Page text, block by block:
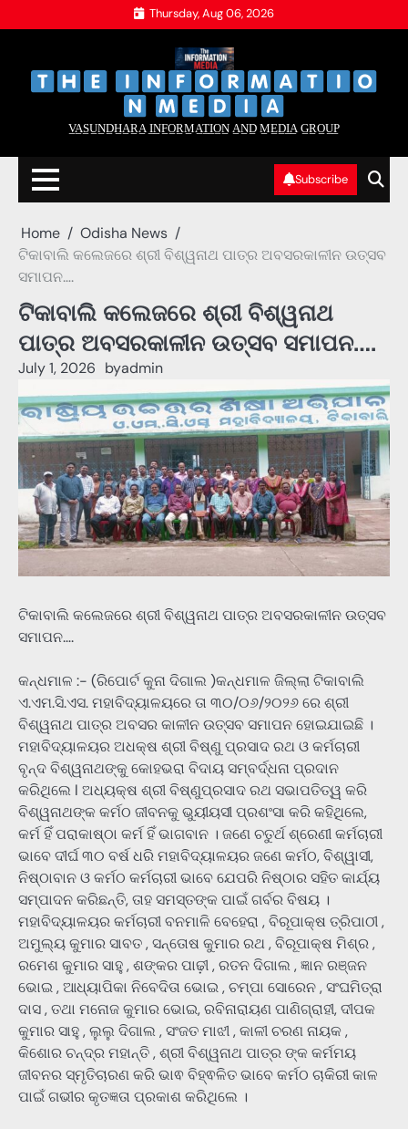
to
Thursday, Aug 06, 2026
V̲A̲S̲U̲N̲D̲H̲A̲R̲A̲ I̲N̲F̲O̲R̲M̲A̲T̲I̲O̲N̲ A̲N̲D̲ M̲E̲D̲I̲A̲ G̲R̲O̲U̲P̲
Subscribe
Home
Odisha News
ଟିକାବାଲି କଲେଜରେ ଶ୍ରୀ ବିଶ୍ୱନାଥ ପାତ୍ର ଅବସରକାଳୀନ ଉତ୍ସବ
ସମାପନ….
ଟିକାବାଲି କଲେଜରେ ଶ୍ରୀ ବିଶ୍ୱନାଥ
ପାତ୍ର ଅବସରକାଳୀନ ଉତ୍ସବ ସମାପନ….
July 1, 2026 byadmin
ଟିକାବାଲି କଲେଜରେ ଶ୍ରୀ ବିଶ୍ୱନାଥ ପାତ୍ର ଅବସରକାଳୀନ ଉତ୍ସବ
ସମାପନ….
କନ୍ଧମାଳ :- (ରିପୋର୍ଟ କୁନା ଦିଗାଲ )କନ୍ଧମାଳ ଜିଲ୍ଲା ଟିକାବାଲି
ଏ.ଏମ.ସି.ଏସ. ମହାବିଦ୍ୟାଳୟରେ ତା ୩୦/୦୬/୨୦୨୬ ରେ ଶ୍ରୀ
ବିଶ୍ୱନାଥ ପାତ୍ର ଅବସର କାଳୀନ ଉତ୍ସବ ସମାପନ ହୋଇଯାଇଛି ।
ମହାବିଦ୍ୟାଳୟର ଅଧକ୍ଷ ଶ୍ରୀ ବିଷ୍ଣୁ ପ୍ରସାଦ ରଥ ଓ କର୍ମଚାରୀ
ବୃନ୍ଦ ବିଶ୍ୱନାଥଙ୍କୁ କୋହଭରା ବିଦାୟ ସମ୍ବର୍ଦ୍ଧନା ପ୍ରଦାନ
କରିଥିଲେ l ଅଧ୍ୟକ୍ଷ ଶ୍ରୀ ବିଷ୍ଣୁପ୍ରସାଦ ରଥ ସଭାପତିତ୍ୱ କରି
ବିଶ୍ୱନାଥଙ୍କ କର୍ମଠ ଜୀବନକୁ ଭୁୟୀୟସୀ ପ୍ରଶଂସା କରି କହିଥିଲେ,
କର୍ମ ହିଁ ପରାକାଷ୍ଠା କର୍ମ ହିଁ ଭାଗବାନ । ଜଣେ ଚତୁର୍ଥ ଶ୍ରେଣୀ କର୍ମଚାରୀ
ଭାବେ ଦୀର୍ଘ ୩୦ ବର୍ଷ ଧରି ମହାବିଦ୍ୟାଳୟର ଜଣେ କର୍ମଠ, ବିଶ୍ୱାସୀ,
ନିଷ୍ଠାବାନ ଓ କର୍ମଠ କର୍ମଚାରୀ ଭାବେ ଯେପରି ନିଷ୍ଠାର ସହିତ କାର୍ଯ୍ୟ
ସମ୍ପାଦନ କରିଛନ୍ତି, ତାହ ସମସ୍ତଙ୍କ ପାଇଁ ଗର୍ବର ବିଷୟ ।
ମହାବିଦ୍ୟାଳୟର କର୍ମଚାରୀ ବନମାଳି ବେହେରା , ବିରୂପାକ୍ଷ ତ୍ରିପାଠୀ ,
ଅମୁଲ୍ୟ କୁମାର ସାବତ , ସନ୍ତୋଷ କୁମାର ରଥ , ବିରୂପାକ୍ଷ ମିଶ୍ର ,
ରମେଶ କୁମାର ସାହୁ , ଶଙ୍କର ପାଢ଼ୀ , ରତନ ଦିଗାଲ , ଜ୍ଞାନ ରଞ୍ଜନ
ଭୋଇ , ଆଧ୍ୟାପିକା ନିବେଦିତା ଭୋଇ , ଚମ୍ପା ସୋରେନ , ସଂଘମିତ୍ରା
ଦାସ , ତଥା ମନୋଜ କୁମାର ଭୋଇ, ରବିନାରାୟଣ ପାଣିଗ୍ରାହୀ, ଦୀପକ
କୁମାର ସାହୁ , ଲୁଲୁ ଦିଗାଲ , ସଂଜତ ମାଝୀ , କାଳୀ ଚରଣ ନାୟକ ,
କିଶୋର ଚନ୍ଦ୍ର ମହାନ୍ତି , ଶ୍ରୀ ବିଶ୍ୱନାଥ ପାତ୍ର ଙ୍କ କର୍ମମୟ
ଜୀବନର ସ୍ମୃତିଚାରଣ କରି ଭାଵ ବିହ୍ଵଳିତ ଭାବେ କର୍ମଠ ଚାକିରୀ କାଳ
ପାଇଁ ଗଭୀର କୃତଜ୍ଞତା ପ୍ରକାଶ କରିଥିଲେ ।